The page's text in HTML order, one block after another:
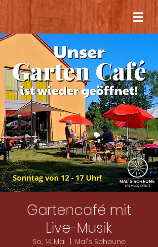
Gartencafé mit
Live-Musik
So., 14. Mai
Mal's Scheune